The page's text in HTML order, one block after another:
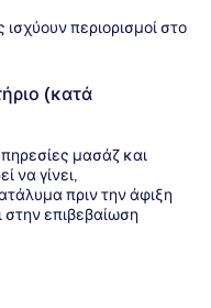
περιορισμοί στο
(κατά
μασάζ και
να γίνει,
πριν την άφιξη
στην επιβεβαίωση